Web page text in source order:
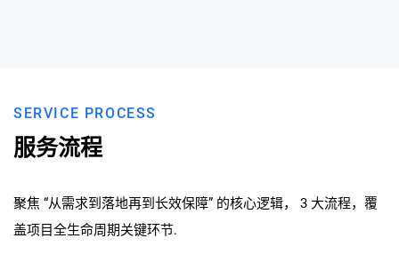
SERVICE PROCESS
服务流程
聚焦 “从需求到落地再到长效保障” 的核心逻辑， 3 大流程，覆
盖项目全生命周期关键环节.